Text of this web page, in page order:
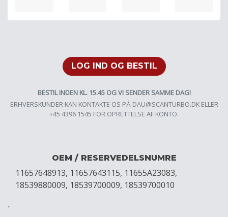
LOG IND OG BESTIL
BESTIL INDEN KL. 15.45 OG VI SENDER SAMME DAG!
ERHVERSKUNDER KAN KONTAKTE OS PÅ DAU@SCANTURBO.DKELLER
+45 4396 1545 FOR OPRETTELSE AF KONTO.
OEM / RESERVEDELSNUMRE
11657648913, 11657643115, 11655A23083,
18539880009, 18539700009, 18539700010
´